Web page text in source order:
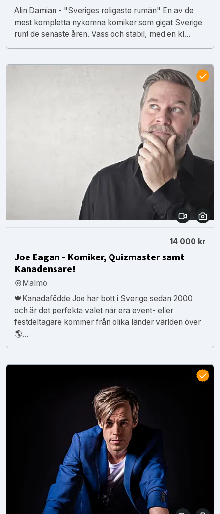
Alin Damian - "Sveriges roligaste rumän" En av de
mest kompletta nykomna komiker som gigat Sverige
runt de senaste åren. Vass och stabil, med en kl...
14 000 kr
Joe Eagan - Komiker, Quizmaster samt
Kanadensare!
Malmö
🍁Kanadafödde Joe har bott i Sverige sedan 2000
och är det perfekta valet när era event- eller
festdeltagare kommer från olika länder världen över
🌎...